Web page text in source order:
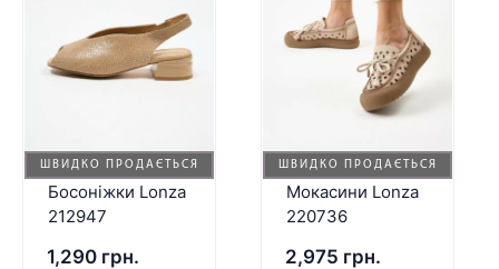
ШВИДКО ПРОДАЄТЬСЯ
Босоніжки Lonza
212947
1,290 грн.
ШВИДКО ПРОДАЄТЬСЯ
Мокасини Lonza
220736
2,975 грн.